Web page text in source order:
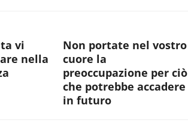
vi
nella
Non portate nel vostro
cuore la
preoccupazione per ciò
che potrebbe accadere
in futuro